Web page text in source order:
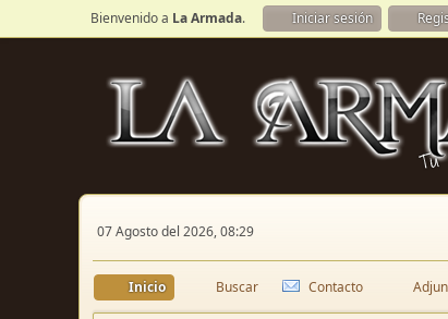
Bienvenido a La Armada. Iniciar sesión
07 Agosto del 2026, 08:29
Inicio Buscar Contacto